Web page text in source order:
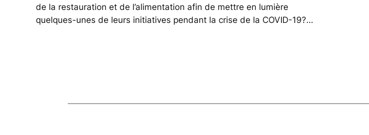
de la restauration et de l’alimentation afin de mettre en lumière
quelques-unes de leurs initiatives pendant la crise de la COVID-19?…